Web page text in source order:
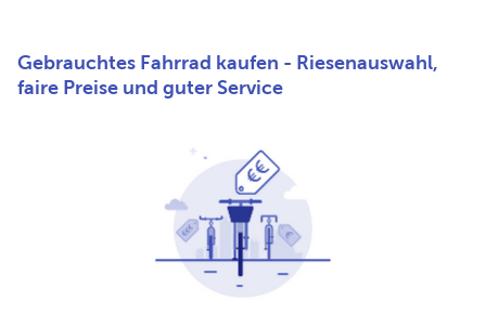
Gebrauchtes Fahrrad kaufen - Riesenauswahl,
faire Preise und guter Service